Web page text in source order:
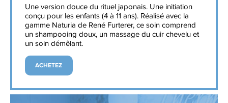
Une version douce du rituel japonais. Une initiation
conçu pour les enfants (4 à 11 ans). Réalisé avec la
gamme Naturia de René Furterer, ce soin comprend
un shampooing doux, un massage du cuir chevelu et
un soin démêlant.
ACHETEZ